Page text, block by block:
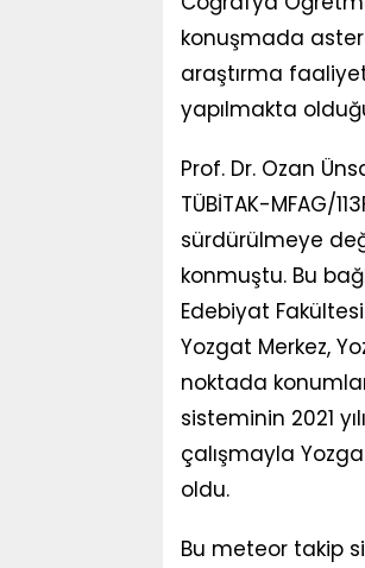
konuşmada
araştırma
yapılmakta
Prof. Dr. Ozan
TÜBİTAK-MFAG/
sürdürülmeye
konmuştu. Bu
Edebiyat
Yozgat Merkez,
noktada
sisteminin 2021
çalışmayla
oldu.
Bu meteor takip